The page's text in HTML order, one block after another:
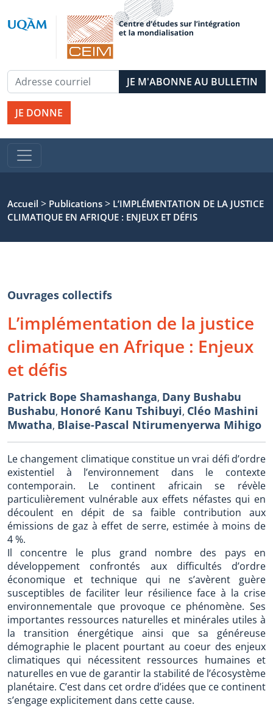
JE DONNE
Accueil > Publications > L’IMPLÉMENTATION DE LA JUSTICE
CLIMATIQUE EN AFRIQUE : ENJEUX ET DÉFIS
Ouvrages collectifs
L’implémentation de la justice
climatique en Afrique : Enjeux
et défis
Patrick Bope Shamashanga, Dany Bushabu
Bushabu, Honoré Kanu Tshibuyi, Cléo Mashini
Mwatha, Blaise-Pascal Ntirumenyerwa Mihigo
Le changement climatique constitue un vrai défi d’ordre
existentiel à l’environnement dans le contexte
contemporain. Le continent africain se révèle
particulièrement vulnérable aux effets néfastes qui en
découlent en dépit de sa faible contribution aux
émissions de gaz à effet de serre, estimée à moins de
4 %.
Il concentre le plus grand nombre des pays en
développement confrontés aux difficultés d’ordre
économique et technique qui ne s’avèrent guère
susceptibles de faciliter leur résilience face à la crise
environnementale que provoque ce phénomène. Ses
importantes ressources naturelles et minérales utiles à
la transition énergétique ainsi que sa généreuse
démographie le placent pourtant au coeur des enjeux
climatiques qui nécessitent ressources humaines et
naturelles en vue de garantir la stabilité de l’écosystème
planétaire. C’est dans cet ordre d’idées que ce continent
s’engage explicitement dans cette cause.